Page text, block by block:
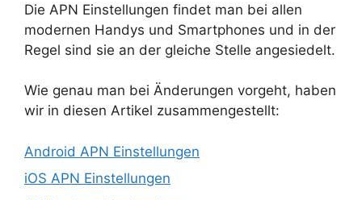
Die APN Einstellungen findet man bei allen
modernen Handys und Smartphones und in der
Regel sind sie an der gleiche Stelle angesiedelt.
Wie genau man bei Änderungen vorgeht, haben
wir in diesen Artikel zusammengestellt:
Android APN Einstellungen
iOS APN Einstellungen